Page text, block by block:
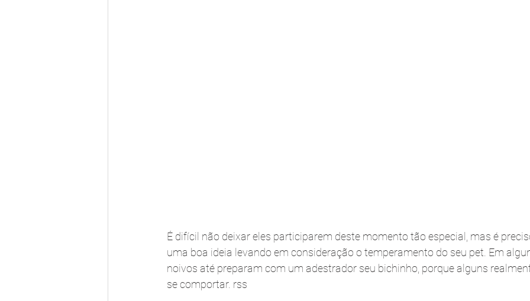
É difícil não deixar eles participarem deste momento tão especial, mas é
uma boa ideia levando em consideração o temperamento do seu pet. Em
noivos até preparam com um adestrador seu bichinho, porque alguns
se comportar. rss